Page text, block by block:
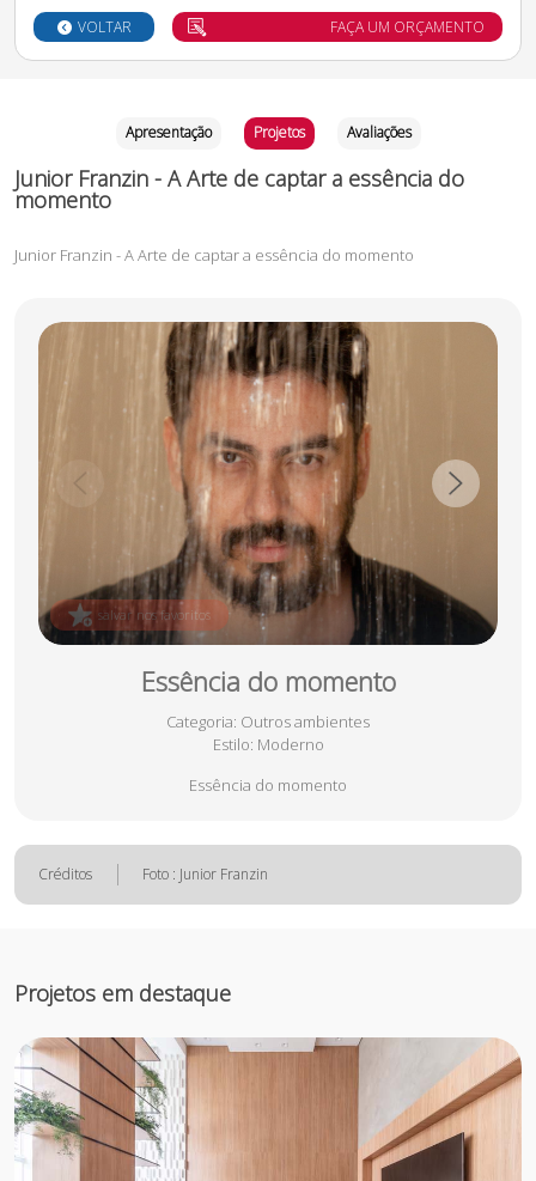
VOLTAR FAÇA UM ORÇAMENTO
Apresentação Projetos Avaliações
Junior Franzin - A Arte de captar a essência do
momento
Junior Franzin - A Arte de captar a essência do momento
Essência do momento
Categoria: Outros ambientes
Estilo: Moderno
Essência do momento
salvar nos favoritos
Créditos Foto : Junior Franzin
Projetos em destaque